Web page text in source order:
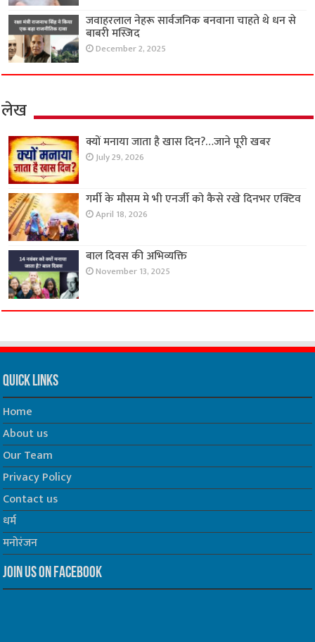
जवाहरलाल नेहरू सार्वजनिक बनवाना चाहते थे धन से
बाबरी मस्जिद
December 2, 2025
लेख
क्यों मनाया जाता है खास दिन?…जाने पूरी खबर
July 29, 2026
गर्मी के मौसम मे भी एनर्जी को कैसे रखे दिनभर एक्टिव
April 18, 2026
बाल दिवस की अभिव्यक्ति
November 13, 2025
Quick Links
Home
About us
Our Team
Privacy Policy
Contact us
धर्म
मनोरंजन
Join us on Facebook